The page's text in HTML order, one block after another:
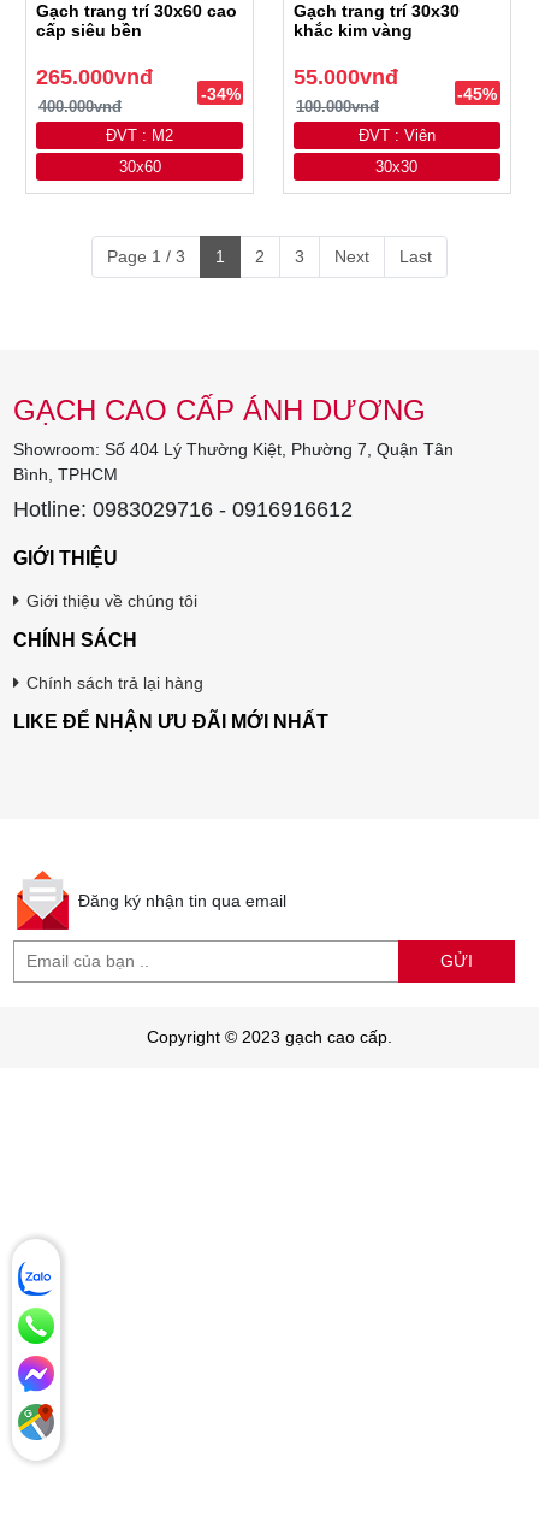
Gạch trang trí 30x60 cao
cấp siêu bền
265.000vnđ
400.000vnđ
-34%
ĐVT : M2
30x60
Gạch trang trí 30x30
khắc kim vàng
55.000vnđ
100.000vnđ
-45%
ĐVT : Viên
30x30
Page 1 / 3 1 2 3 Next Last
GẠCH CAO CẤP ÁNH DƯƠNG
Showroom: Số 404 Lý Thường Kiệt, Phường 7, Quận Tân
Bình, TPHCM
Hotline: 0983029716 - 0916916612
GIỚI THIỆU
Giới thiệu về chúng tôi
CHÍNH SÁCH
Chính sách trả lại hàng
LIKE ĐỂ NHẬN ƯU ĐÃI MỚI NHẤT
Đăng ký nhận tin qua email
GỬI
Copyright © 2023 gạch cao cấp.